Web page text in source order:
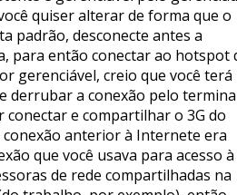
quiser alterar de forma que o
padrão, desconecte antes a
para então conectar ao hotspot
gerenciável, creio que você terá
derrubar a conexão pelo
conectar e compartilhar o 3G do
conexão anterior à Internete era
que você usava para acesso à
de rede compartilhadas na